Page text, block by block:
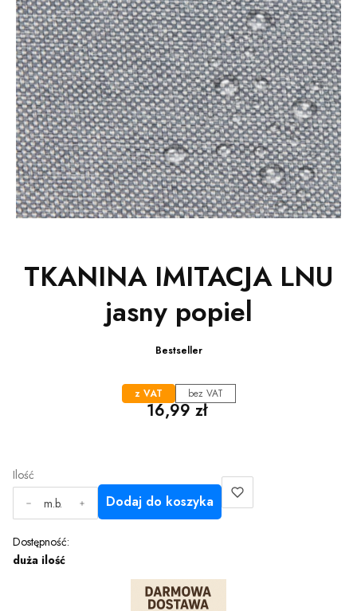
TKANINA IMITACJA LNU
jasny popiel
Bestseller
z VAT bez VAT
Cena
16,99 zł
Ilość
m.b.
Dodaj do koszyka
Dostępność:
duża ilość